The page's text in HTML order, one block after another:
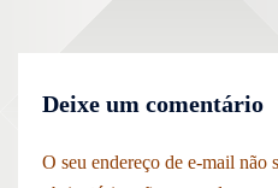
Deixe um comentário
O seu endereço de e-mail não